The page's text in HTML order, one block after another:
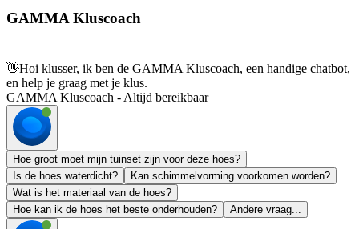
GAMMA Kluscoach
👋Hoi klusser, ik ben de GAMMA Kluscoach, een handige chatbot,
en help je graag met je klus.
GAMMA Kluscoach - Altijd bereikbaar
Hoe groot moet mijn tuinset zijn voor deze hoes?
Is de hoes waterdicht?
Kan schimmelvorming voorkomen worden?
Wat is het materiaal van de hoes?
Hoe kan ik de hoes het beste onderhouden?
Andere vraag...